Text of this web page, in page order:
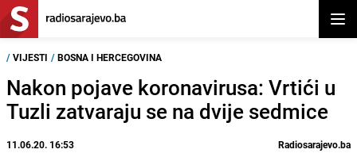
/ VIJESTI / BOSNA I HERCEGOVINA
Nakon pojave koronavirusa: Vrtići u
Tuzli zatvaraju se na dvije sedmice
11.06.20. 16:53 Radiosarajevo.ba